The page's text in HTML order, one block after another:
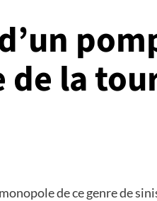
de la
de ce genre de